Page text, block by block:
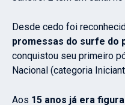
Desde cedo foi
promessas do surfe do
conquistou seu primeiro
Nacional (categoria
Aos 15 anos já era